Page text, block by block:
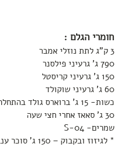
חומרי הגלם :
3 ק"ג לתת נוזלי אמבר
790 ג' גרעיני פילסנר
150 ג' גרעיני קריסטל
60 ג' גרעיני שוקולד
כשות- 15 ג' ברוארס גולד בהתחלה
30 ג' סאאז אחרי חצי שעה
שמרים- S-04
* לגיזוז ובקבוק – 150 ג' סוכר ענבים